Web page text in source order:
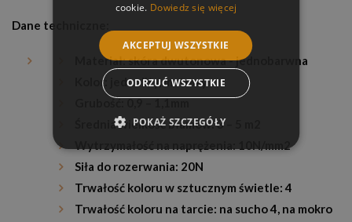
Dane techniczne:
Materiał: skóra dwutonowa - jednobarwna
Kolor: jednolity, matowy
Grubość: 0,9 – 1,1mm
Średnia wielkość błamów: 3 – 5 m2
Wytrzymałość na naprężenia: 10N/mm2
Siła do rozerwania: 20N
Trwałość koloru w sztucznym świetle: 4
Trwałość koloru na tarcie: na sucho 4, na mokro
cookie. Dowiedz się więcej
AKCEPTUJ WSZYSTKIE
ODRZUĆ WSZYSTKIE
POKAŻ SZCZEGÓŁY